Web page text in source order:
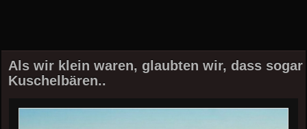
Als wir klein waren, glaubten wir, dass sogar
Kuschelbären..